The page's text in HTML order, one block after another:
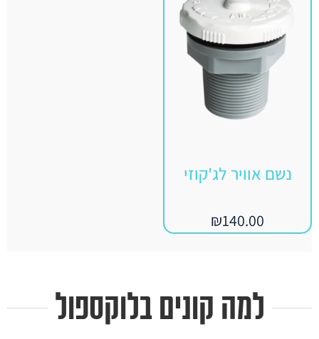
נשם אוויר לג'קוזי
₪140.00
למה קונים בלוקספול